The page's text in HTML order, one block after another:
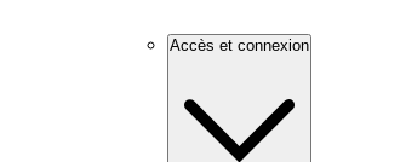
Accès et connexion